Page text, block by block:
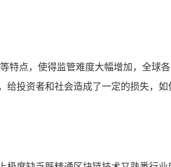
点，使得监管难度大幅增加，全球
投资者和社会造成了一定的损失，